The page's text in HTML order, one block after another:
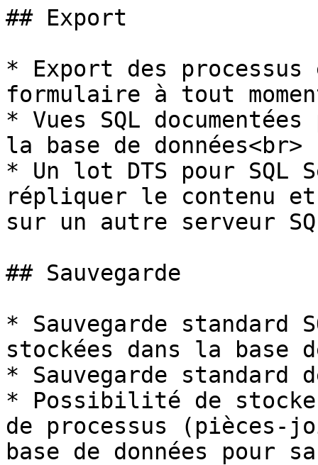
## Export
* Export des processus
formulaire à tout
* Vues SQL
la base de données<br>
* Un lot DTS pour SQL
répliquer le contenu et
sur un autre serveur
## Sauvegarde
* Sauvegarde standard
stockées dans la base
* Sauvegarde standard
* Possibilité de
de processus (pièces-
base de données pour